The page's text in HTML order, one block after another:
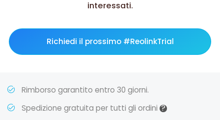
interessati.
Richiedi il prossimo #ReolinkTrial
Rimborso garantito entro 30 giorni.
Spedizione gratuita per tutti gli ordini ?